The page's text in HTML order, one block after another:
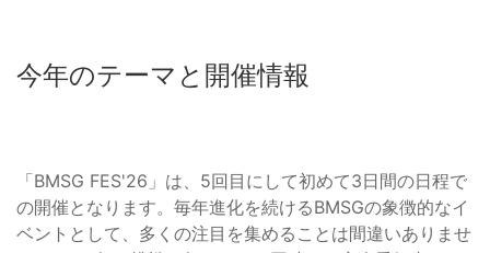
今年のテーマと開催情報
「BMSG FES'26」は、5回目にして初めて3日間の日程で
の開催となります。毎年進化を続けるBMSGの象徴的なイ
ベントとして、多くの注目を集めることは間違いありませ